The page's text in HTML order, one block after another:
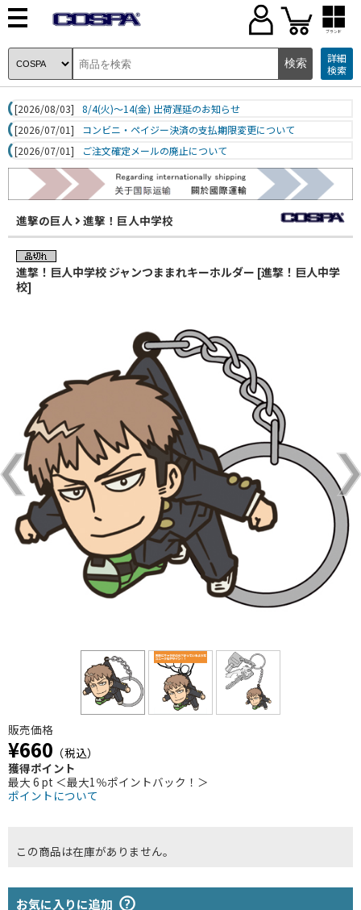
ブランド
詳細
検索
[2026/08/03]
8/4(火)～14(金) 出荷遅延のお知らせ
[2026/07/01]
コンビニ・ペイジー決済の支払期限変更について
[2026/07/01]
ご注文確定メールの廃止について
進撃の巨人 進撃！巨人中学校
進撃！巨人中学校 ジャンつままれキーホルダー [進撃！巨人中学
校]
販売価格
¥660 （税込）
獲得ポイント
最大 6 pt ＜最大1％ポイントバック！＞
ポイントについて
この商品は在庫がありません。
お気に入りに追加